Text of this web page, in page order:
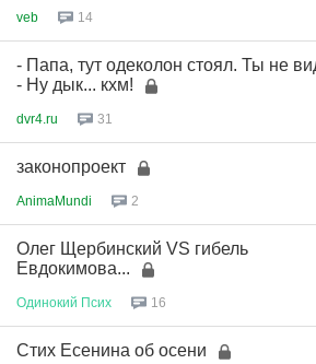
veb 14
- Папа, тут одеколон стоял. Ты не
- Ну дык... кхм!
dvr4.ru 31
законопроект
AnimaMundi 2
Олег Щербинский VS гибель
Евдокимова...
Одинокий Псих 16
Стих Есенина об осени